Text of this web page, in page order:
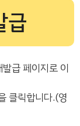
급
급 페이지로 이
클릭합니다.(영